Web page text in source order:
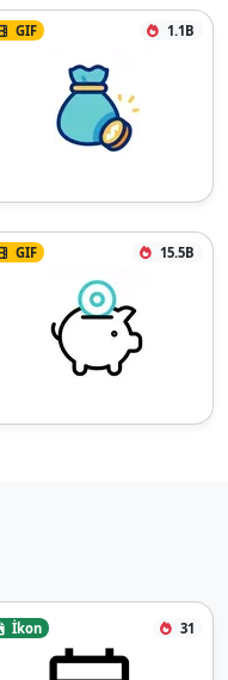
GIF 1.1B
GIF 15.5B
İkon 31